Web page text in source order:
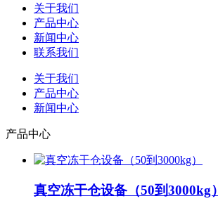
关于我们
产品中心
新闻中心
联系我们
关于我们
产品中心
新闻中心
产品中心
真空冻干仓设备（50到3000kg）